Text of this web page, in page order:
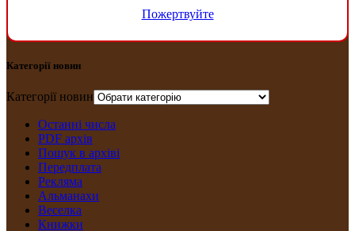
Пожертвуйте
Категорії новин
Категорії новин
Останні числа
PDF архів
Пошук в архіві
Передплата
Рекляма
Альманахи
Веселка
Книжки